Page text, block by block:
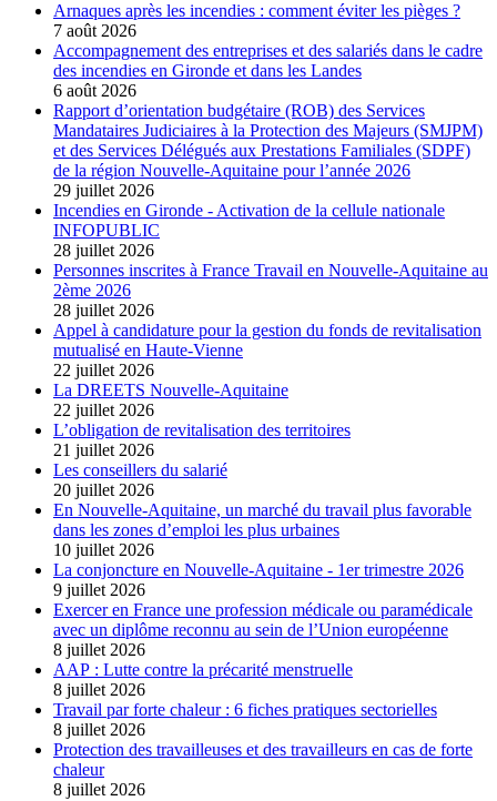
Arnaques après les incendies : comment éviter les pièges ?
7 août 2026
Accompagnement des entreprises et des salariés dans le cadre
des incendies en Gironde et dans les Landes
6 août 2026
Rapport d’orientation budgétaire (ROB) des Services
Mandataires Judiciaires à la Protection des Majeurs (SMJPM)
et des Services Délégués aux Prestations Familiales (SDPF)
de la région Nouvelle-Aquitaine pour l’année 2026
29 juillet 2026
Incendies en Gironde - Activation de la cellule nationale
INFOPUBLIC
28 juillet 2026
Personnes inscrites à France Travail en Nouvelle-Aquitaine au
2ème 2026
28 juillet 2026
Appel à candidature pour la gestion du fonds de revitalisation
mutualisé en Haute-Vienne
22 juillet 2026
La DREETS Nouvelle-Aquitaine
22 juillet 2026
L’obligation de revitalisation des territoires
21 juillet 2026
Les conseillers du salarié
20 juillet 2026
En Nouvelle-Aquitaine, un marché du travail plus favorable
dans les zones d’emploi les plus urbaines
10 juillet 2026
La conjoncture en Nouvelle-Aquitaine - 1er trimestre 2026
9 juillet 2026
Exercer en France une profession médicale ou paramédicale
avec un diplôme reconnu au sein de l’Union européenne
8 juillet 2026
AAP : Lutte contre la précarité menstruelle
8 juillet 2026
Travail par forte chaleur : 6 fiches pratiques sectorielles
8 juillet 2026
Protection des travailleuses et des travailleurs en cas de forte
chaleur
8 juillet 2026